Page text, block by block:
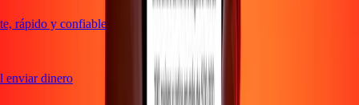
rápido y confiable
dinero